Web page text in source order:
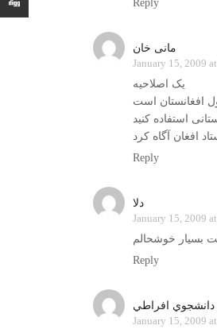
Reply
مانی خان
January 15, 2009
یک اصلاحیه
افغانستان است
استفاده کنید
افغان آگاه کرد
Reply
دلا
January 15, 2009
Reply
دانشجوي افراطي
January 15, 2009